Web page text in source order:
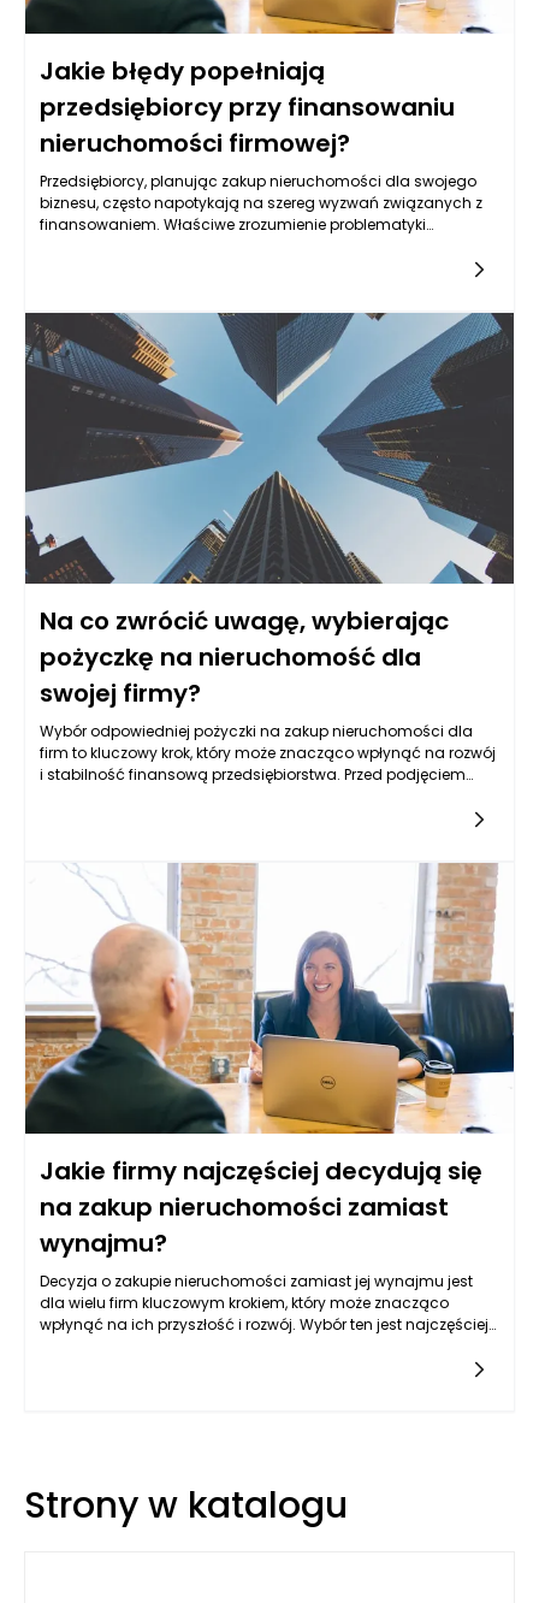
Jakie błędy popełniają
przedsiębiorcy przy finansowaniu
nieruchomości firmowej?
Przedsiębiorcy, planując zakup nieruchomości dla swojego
biznesu, często napotykają na szereg wyzwań związanych z
finansowaniem. Właściwe zrozumienie problematyki
nieodpowiedni wybór źródła finansowania. Warto zatem
przyjrzeć się tym kwestiiom, aby uniknąć potencjalnych
pułapek.
Na co zwrócić uwagę, wybierając
pożyczkę na nieruchomość dla
swojej firmy?
Wybór odpowiedniej pożyczki na zakup nieruchomości dla
firm to kluczowy krok, który może znacząco wpłynąć na rozwój
i stabilność finansową przedsiębiorstwa. Przed podjęciem
pozwolą na podjęcie świadomej decyzji. Niezwykle ważne jest,
instytucje finansowe, oraz ocenić, w jaki sposób będą one
wpływać na przyszłość firmy.
Jakie firmy najczęściej decydują się
na zakup nieruchomości zamiast
wynajmu?
Decyzja o zakupie nieruchomości zamiast jej wynajmu jest
dla wielu firm kluczowym krokiem, który może znacząco
wpłynąć na ich przyszłość i rozwój. Wybór ten jest najczęściej
Strony w katalogu